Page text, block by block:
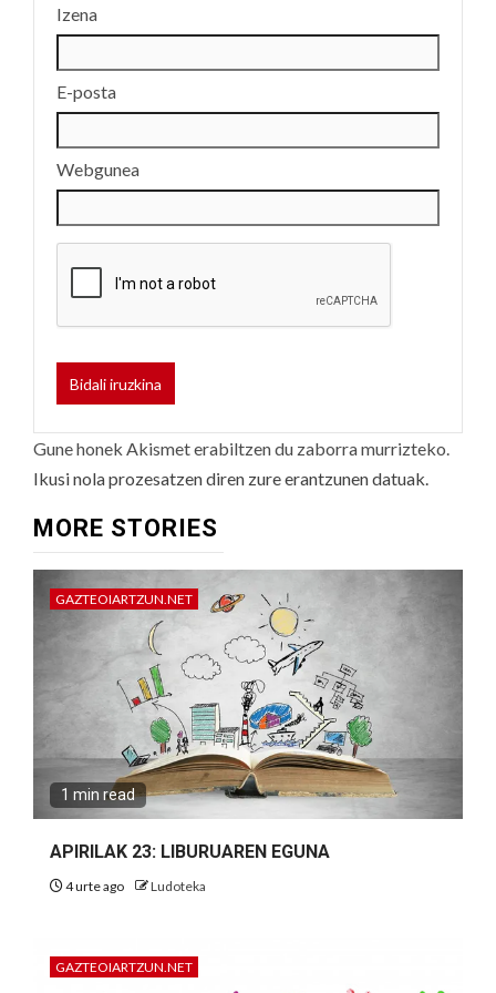
Izena
E-posta
Webgunea
Gune honek Akismet erabiltzen du zaborra murrizteko.
Ikusi nola prozesatzen diren zure erantzunen datuak.
MORE STORIES
GAZTEOIARTZUN.NET
1 min read
APIRILAK 23: LIBURUAREN EGUNA
4 urte ago Ludoteka
GAZTEOIARTZUN.NET